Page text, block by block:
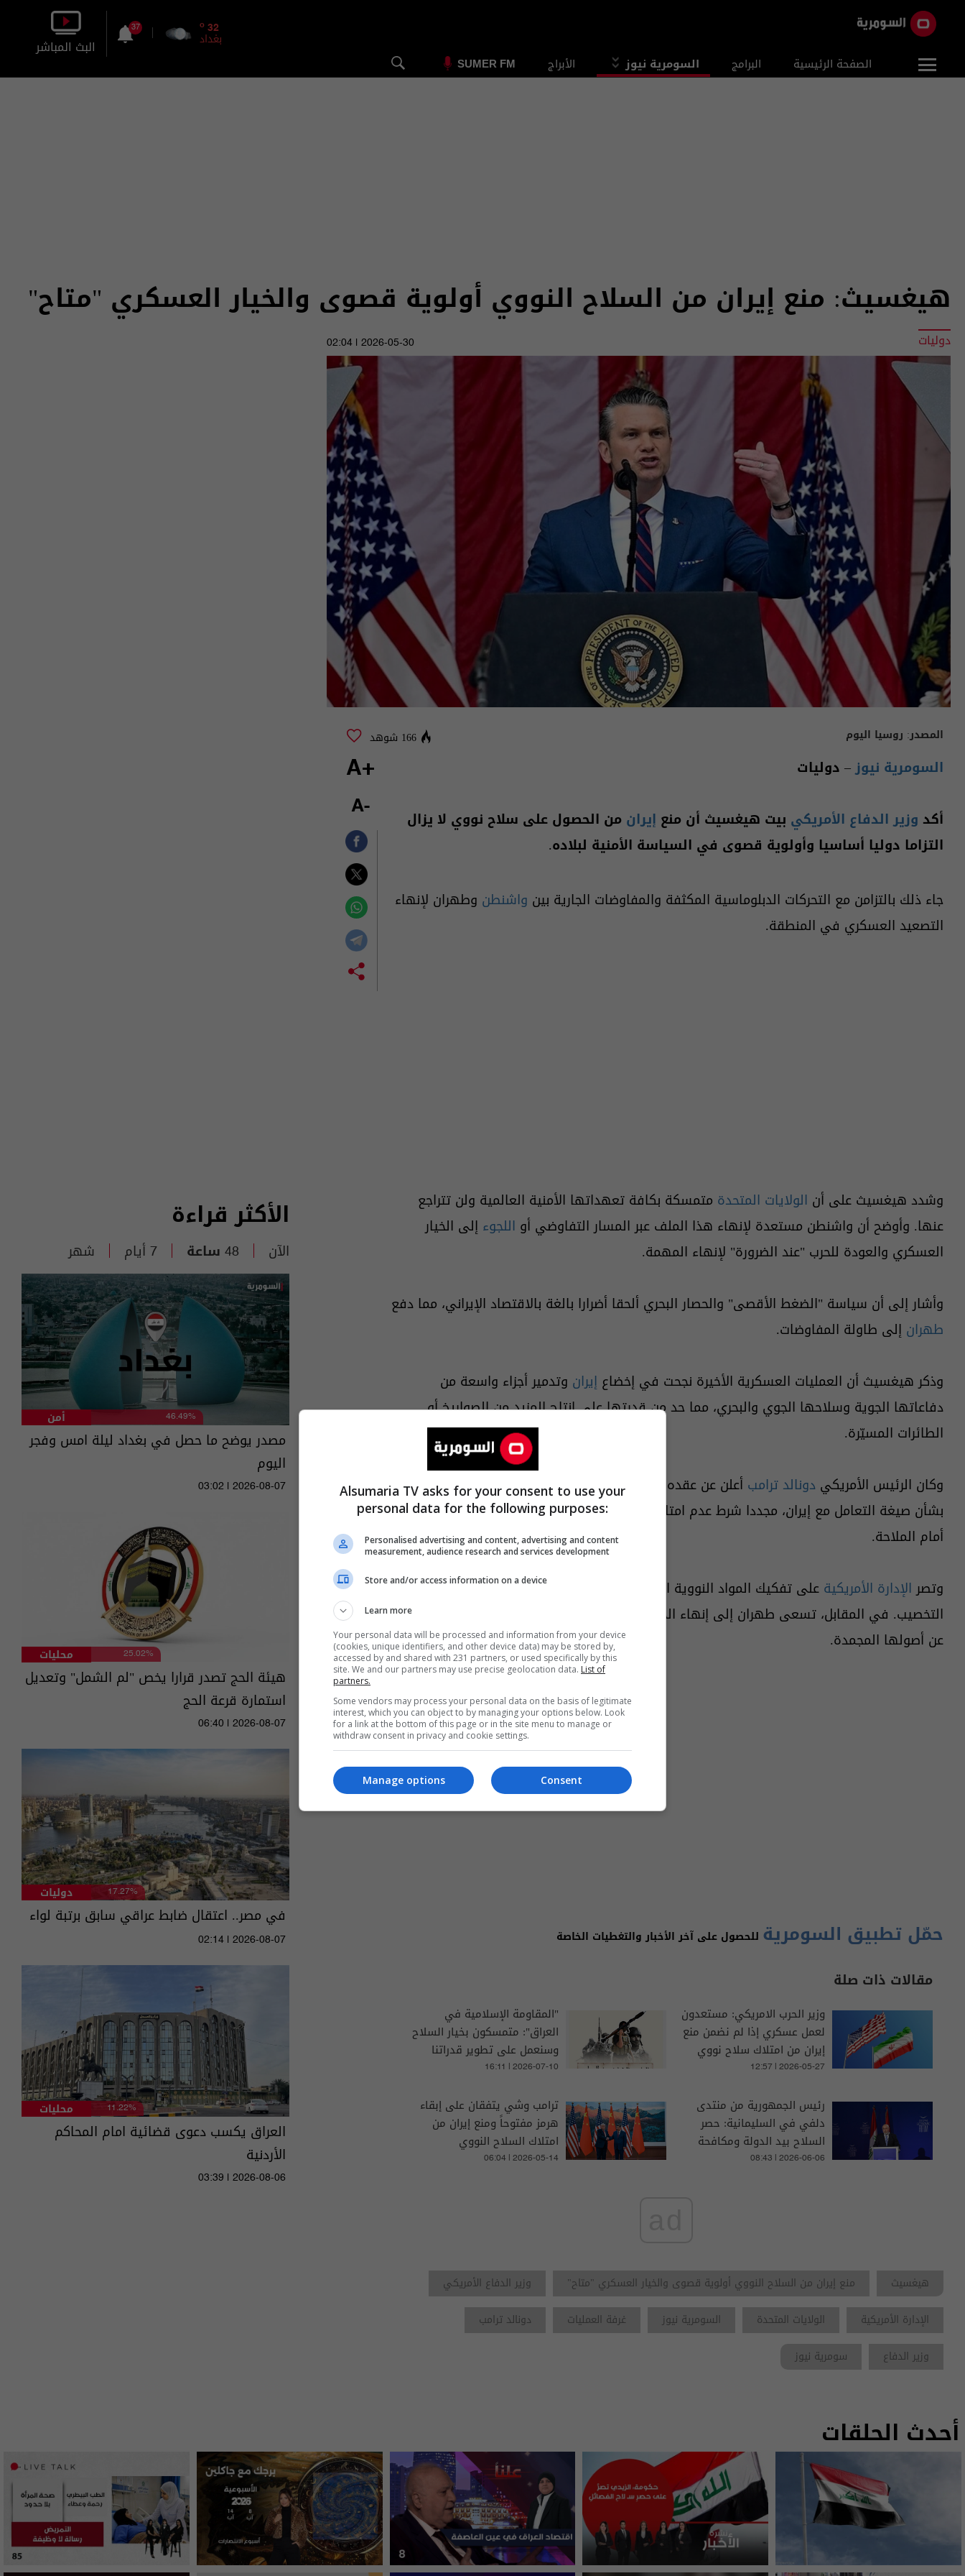
الصفحة الرئيسية البرامج السومرية نيوز الأبراج SUMER FM
32
o
بغداد
37
البث المباشر
هيغسيث: منع إيران من السلاح النووي أولوية قصوى والخيار العسكري "متاح"
دوليات 2026-05-30 | 02:04
المصدر: روسيا اليوم 166 شوهد
السومرية نيوز– دوليات
أكد وزير الدفاع الأمريكي بيت هيغسيث أن منع إيران من الحصول على سلاح نووي لا يزال
التزاما دوليا أساسيا وأولوية قصوى في السياسة الأمنية لبلاده.
جاء ذلك بالتزامن مع التحركات الدبلوماسية المكثفة والمفاوضات الجارية بين واشنطن وطهران لإنهاء
التصعيد العسكري في المنطقة.
وشدد هيغسيث على أن الولايات المتحدة متمسكة بكافة تعهداتها الأمنية العالمية ولن تتراجع
عنها. وأوضح أن واشنطن مستعدة لإنهاء هذا الملف عبر المسار التفاوضي أو اللجوء إلى الخيار
العسكري والعودة للحرب "عند الضرورة" لإنهاء المهمة.
وأشار إلى أن سياسة "الضغط الأقصى" والحصار البحري ألحقا أضرارا بالغة بالاقتصاد الإيراني، مما دفع
طهران إلى طاولة المفاوضات.
وذكر هيغسيث أن العمليات العسكرية الأخيرة نجحت في إخضاع إيران وتدمير أجزاء واسعة من
دفاعاتها الجوية وسلاحها الجوي والبحري، مما حد من قدرتها على إنتاج المزيد من الصواريخ أو
الطائرات المسيّرة.
وكان الرئيس الأمريكي دونالد ترامب أعلن عن عقده اجتماعا في "غرفة العمليات" لاتخاذ قرار نهائي
بشأن صيغة التعامل مع إيران، مجددا شرط عدم امتلاكها لأي قنبلة نووية وفتحمضيق هرمز بالكامل
أمام الملاحة.
وتصرالإدارة الأمريكية على تفكيك المواد النووية الإيرانية والتخلي عن مخزون اليورانيوم عالي
التخصيب. في المقابل، تسعى طهران إلى إنهاء الحصار البحري، ورفع العقوبات الاقتصادية، والإفراج
عن أصولها المجمدة.
حمّل تطبيق السومرية للحصول على آخر الأخبار والتغطيات الخاصة
مقالات ذات صلة
وزير الحرب الامريكي: مستعدون
لعمل عسكري إذا لم نضمن منع
إيران من امتلاك سلاح نووي
12:57 | 2026-05-27
"المقاومة الإسلامية في
العراق": متمسكون بخيار السلاح
وسنعمل على تطوير قدراتنا
العسكرية
16:11 | 2026-07-10
رئيس الجمهورية من منتدى
دلفي في السليمانية: حصر
السلاح بيد الدولة ومكافحة
الفساد أولوية للإصلاح
08:43 | 2026-06-06
ترامب وشي يتفقان على إبقاء
هرمز مفتوحاً ومنع إيران من
امتلاك السلاح النووي
06:04 | 2026-05-14
هيغسيث منع إيران من السلاح النووي أولوية قصوى والخيار العسكري "متاح"
وزير الدفاع الأمريكي
الإدارة الأمريكية
الولايات المتحدة السومرية نيوز غرفة العمليات
دونالد ترامب
وزير الدفاع
سومرية نيوز
+A
-A
الأكثر قراءة
الآن 48 ساعة 7 أيام شهر
أمن 46.49%
مصدر يوضح ما حصل في بغداد ليلة امس وفجر
اليوم
03:02 | 2026-08-07
محليات 25.02%
هيئة الحج تصدر قرارا يخص "لم الشمل" وتعديل
استمارة قرعة الحج
06:40 | 2026-08-07
دوليات 17.27%
في مصر.. اعتقال ضابط عراقي سابق برتبة لواء
02:14 | 2026-08-07
محليات 11.22%
العراق يكسب دعوى قضائية امام المحاكم
الأردنية
03:39 | 2026-08-06
أحدث الحلقات
Alsumaria TV asks for your consent to use your
personal data for the following purposes:
Personalised advertising and content, advertising and content
measurement, audience research and services development
Store and/or access information on a device
Learn more
Your personal data will be processed and information from your device
(cookies, unique identifiers, and other device data) may be stored by,
accessed by and shared with 231 partners, or used specifically by this
site. We and our partners may use precise geolocation data. List of
partners.
Some vendors may process your personal data on the basis of legitimate
interest, which you can object to by managing your options below. Look
for a link at the bottom of this page or in the site menu to manage or
withdraw consent in privacy and cookie settings.
Consent
Manage options